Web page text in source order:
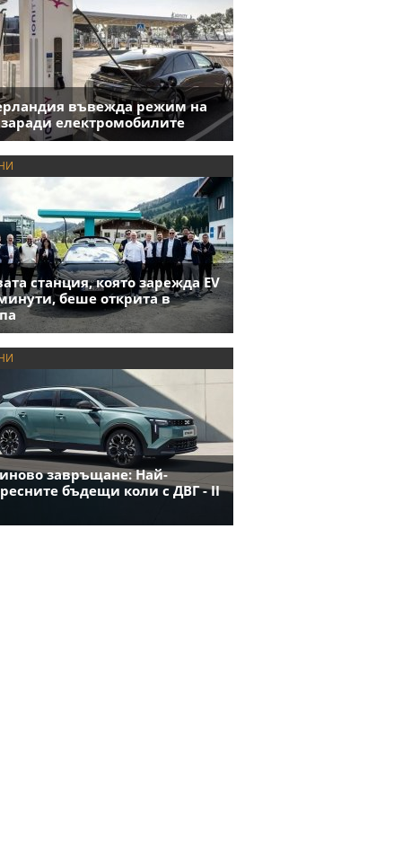
въвежда режим на
заради електромобилите
станция, която зарежда EV
беше открита в
завръщане: Най-
бъдещи коли с ДВГ - II